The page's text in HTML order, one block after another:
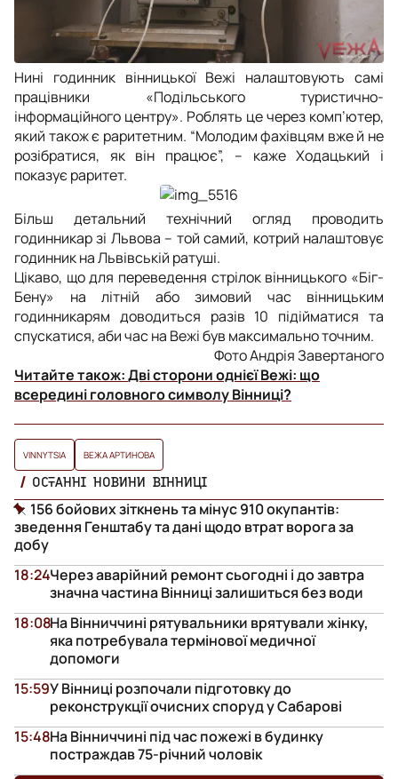
Нині годинник вінницької Вежі налаштовують самі
працівники «Подільського туристично-
інформаційного центру». Роблять це через комп’ютер,
який також є раритетним. “Молодим фахівцям вже й не
розібратися, як він працює”, – каже Ходацький і
показує раритет.
Більш детальний технічний огляд проводить
годинникар зі Львова – той самий, котрий налаштовує
годинник на Львівській ратуші.
Цікаво, що для переведення стрілок вінницького «Біг-
Бену» на літній або зимовий час вінницьким
годинникарям доводиться разів 10 підійматися та
спускатися, аби час на Вежі був максимально точним.
Фото Андрія Завертаного
Читайте також:Дві сторони однієї Вежі: що
всередині головного символу Вінниці?
VINNYTSIA ВЕЖА АРТИНОВА
ОСТАННІ НОВИНИ ВІННИЦІ
156 бойових зіткнень та мінус 910 окупантів:
зведення Генштабу та дані щодо втрат ворога за
добу
Через аварійний ремонт сьогодні і до завтра
значна частина Вінниці залишиться без води
18:24
На Вінниччині рятувальники врятували жінку,
яка потребувала термінової медичної
допомоги
18:08
У Вінниці розпочали підготовку до
реконструкції очисних споруд у Сабарові
15:59
На Вінниччині під час пожежі в будинку
постраждав 75-річний чоловік
15:48